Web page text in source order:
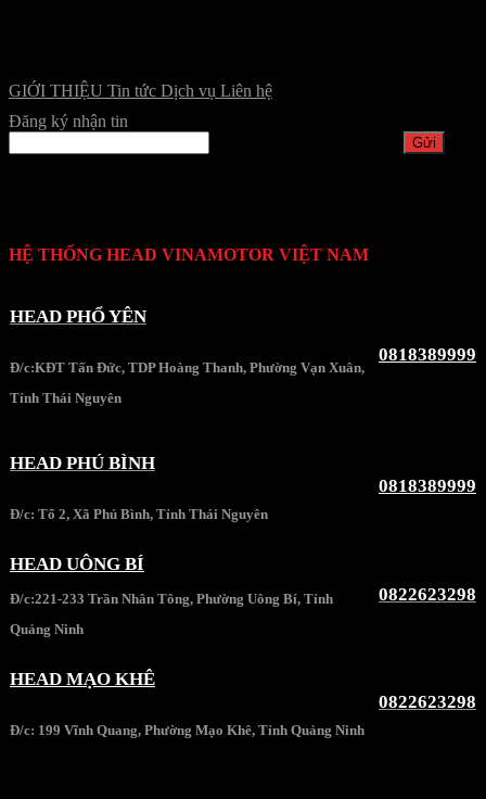
GIỚI THIỆU Tin tức Dịch vụ Liên hệ
Đăng ký nhận tin
HỆ THỐNG HEAD VINAMOTOR VIỆT NAM
HEAD PHỔ YÊN
Đ/c:KĐT Tấn Đức, TDP Hoàng Thanh, Phường Vạn Xuân,
Tỉnh Thái Nguyên
0818389999
HEAD PHÚ BÌNH
Đ/c: Tổ 2, Xã Phú Bình, Tỉnh Thái Nguyên
0818389999
HEAD UÔNG BÍ
Đ/c:221-233 Trần Nhân Tông, Phường Uông Bí, Tỉnh
Quảng Ninh
0822623298
HEAD MẠO KHÊ
Đ/c: 199 Vĩnh Quang, Phường Mạo Khê, Tỉnh Quảng Ninh
0822623298